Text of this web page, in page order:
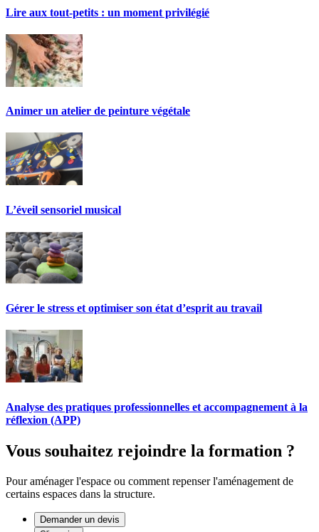
Lire aux tout-petits : un moment privilégié
Animer un atelier de peinture végétale
L’éveil sensoriel musical
Gérer le stress et optimiser son état d’esprit au travail
Analyse des pratiques professionnelles et accompagnement à la
réflexion (APP)
Vous souhaitez rejoindre la formation ?
Pour aménager l'espace ou comment repenser l'aménagement de
certains espaces dans la structure.
Demander un devis